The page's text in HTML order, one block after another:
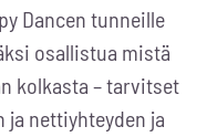
Dancen tunneille
osallistua mistä
kolkasta – tarvitset
ja nettiyhteyden ja